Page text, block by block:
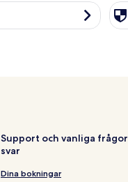
Support och vanliga
svar
Dina bokningar